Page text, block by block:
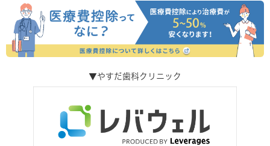
▼やすだ歯科クリニック